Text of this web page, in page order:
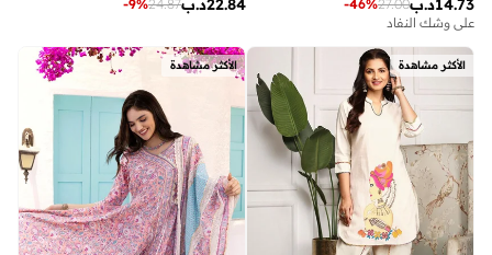
د.ب14.73
27.00
-46%
على وشك النفاد
د.ب22.84
24.87
-9%
الأكثر مشاهدة الأكثر مشاهدة